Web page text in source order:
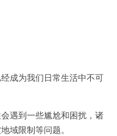
成为我们日常生活中不可
遇到一些尴尬和困扰，诸
域限制等问题。